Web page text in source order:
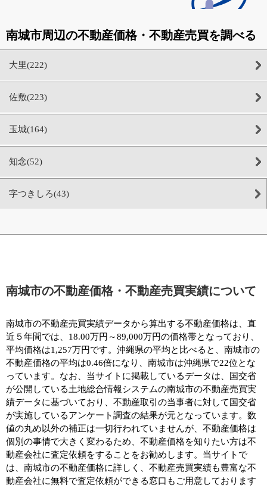
南城市周辺の不動産価格・不動産売買を調べる
大里(222)
佐敷(223)
玉城(164)
知念(52)
字つきしろ(43)
南城市の不動産価格・不動産売買実績について
南城市の不動産売買実績データから算出する不動産価格は、直
近５年間では、18.00万円～89,000万円の価格帯となっており、
平均価格は1,257万円です。沖縄県の平均と比べると、南城市の
不動産価格の平均は0.46倍になり、南城市は沖縄県で22位とな
っています。なお、当サイトに掲載しているデータは、国交省
が公開している土地総合情報システムの南城市の不動産売買実
績データに基づいており、不動産取引の当事者に対して国交省
が実施しているアンケート調査の結果が元となっています。数
値の丸め以外の補正は一切行われていませんが、不動産価格は
個別の事情で大きく変わるため、不動産価格を知りたい方は不
動産会社に査定依頼をすることをお勧めします。当サイトで
は、南城市の不動産価格に詳しく、不動産売買実績も豊富な不
動産会社に無料で査定依頼ができる窓口もご用意しております